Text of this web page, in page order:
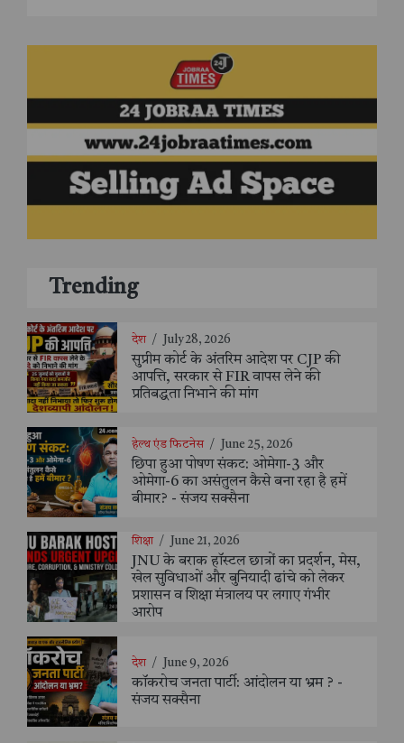
Trending
देश / July 28, 2026
सुप्रीम कोर्ट के अंतरिम आदेश पर CJP की
आपत्ति, सरकार से FIR वापस लेने की
प्रतिबद्धता निभाने की मांग
हेल्थ एंड फिटनेस / June 25, 2026
छिपा हुआ पोषण संकट: ओमेगा-3 और
ओमेगा-6 का असंतुलन कैसे बना रहा है हमें
बीमार? - संजय सक्सैना
शिक्षा / June 21, 2026
JNU के बराक हॉस्टल छात्रों का प्रदर्शन, मेस,
खेल सुविधाओं और बुनियादी ढांचे को लेकर
प्रशासन व शिक्षा मंत्रालय पर लगाए गंभीर
आरोप
देश / June 9, 2026
कॉकरोच जनता पार्टी: आंदोलन या भ्रम ? -
संजय सक्सैना